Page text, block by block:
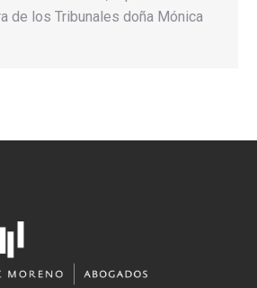
de los Tribunales doña Mónica